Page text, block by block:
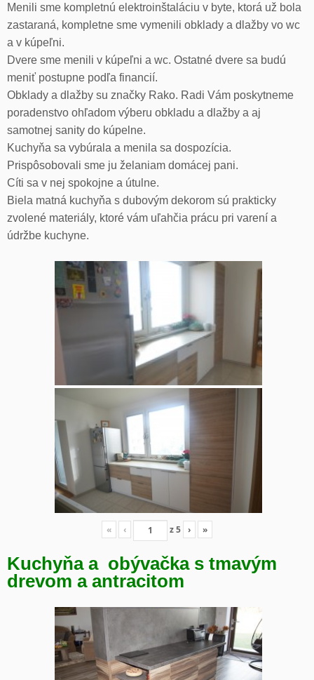
Menili sme kompletnú elektroinštaláciu v byte, ktorá už bola
zastaraná, kompletne sme vymenili obklady a dlažby vo wc
a v kúpeľni.
Dvere sme menili v kúpeľni a wc. Ostatné dvere sa budú
meniť postupne podľa financií.
Obklady a dlažby su značky Rako. Radi Vám poskytneme
poradenstvo ohľadom výberu obkladu a dlažby a aj
samotnej sanity do kúpelne.
Kuchyňa sa vybúrala a menila sa dospozícia.
Prispôsobovali sme ju želaniam domácej pani.
Cíti sa v nej spokojne a útulne.
Biela matná kuchyňa s dubovým dekorom sú prakticky
zvolené materiály, ktoré vám uľahčia prácu pri varení a
údržbe kuchyne.
« ‹ z5 › »
Kuchyňa a obývačka s tmavým
drevom a antracitom